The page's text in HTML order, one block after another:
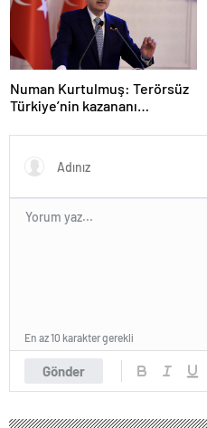
Numan Kurtulmuş: Terörsüz
Türkiye’nin kazananı
Gönder
En az 10 karakter gerekli